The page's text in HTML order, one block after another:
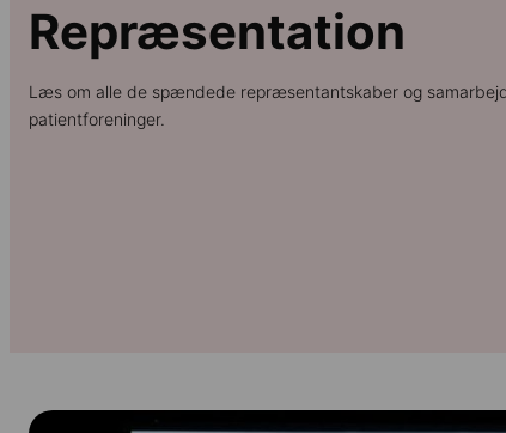
Repræsentation
Læs om alle de spændede repræsentantskaber og
patientforeninger.